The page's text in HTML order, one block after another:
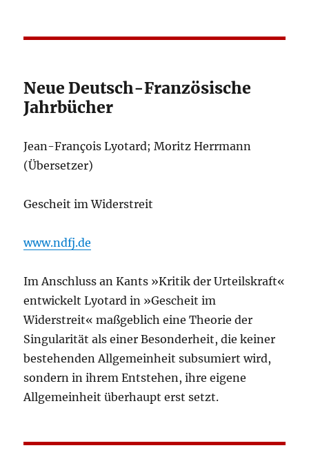
Neue Deutsch-Französische
Jahrbücher
Jean-François Lyotard; Moritz Herrmann
(Übersetzer)
Gescheit im Widerstreit
www.ndfj.de
Im Anschluss an Kants »Kritik der Urteilskraft«
entwickelt Lyotard in »Gescheit im
Widerstreit« maßgeblich eine Theorie der
Singularität als einer Besonderheit, die keiner
bestehenden Allgemeinheit subsumiert wird,
sondern in ihrem Entstehen, ihre eigene
Allgemeinheit überhaupt erst setzt.